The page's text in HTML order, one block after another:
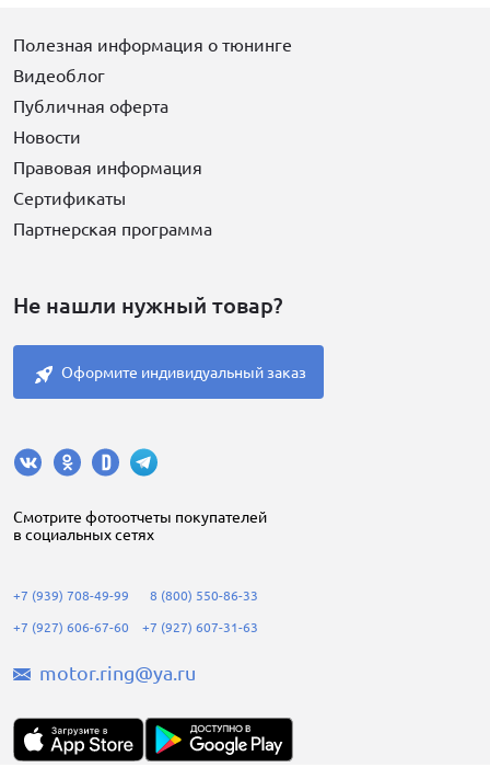
Полезная информация о тюнинге
Видеоблог
Публичная оферта
Новости
Правовая информация
Сертификаты
Партнерская программа
Не нашли нужный товар?
Оформите индивидуальный заказ
Cмотрите фотоотчеты покупателей
в социальных сетях
+7 (939) 708-49-99
+7 (927) 606-67-60
8 (800) 550-86-33
+7 (927) 607-31-63
motor.ring@ya.ru